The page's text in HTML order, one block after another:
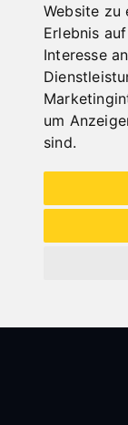
Website zu
Erlebnis
Interesse
um
sind.